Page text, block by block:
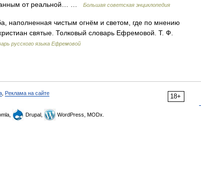
от реальной… …
Большая советская энциклопедия
наполненная чистым огнём и светом, где по мнению
святые. Толковый словарь Ефремовой. Т. Ф.
русского языка Ефремовой
18+
Реклама на сайте
Drupal, WordPress, MODx.